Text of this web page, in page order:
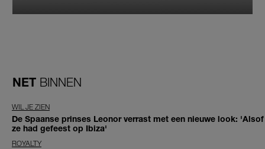
NET BINNEN
WIL JE ZIEN
De Spaanse prinses Leonor verrast met een nieuwe look: 'Alsof
ze had gefeest op Ibiza'
ROYALTY